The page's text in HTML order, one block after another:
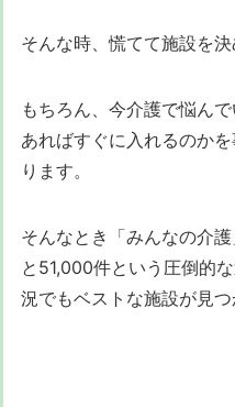
そんな時、慌てて施設を決
もちろん、今介護で悩ん
あればすぐに入れるのか
ります。
そんなとき「みんなの介
と51,000件という圧倒的
況でもベストな施設が見つ